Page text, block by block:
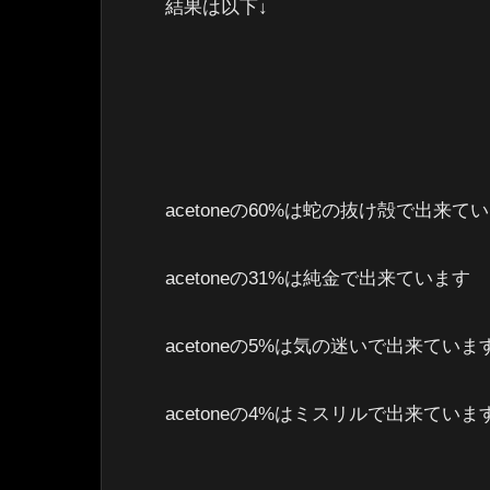
結果は以下↓
acetoneの60%は蛇の抜け殻で出来て
acetoneの31%は純金で出来ています
acetoneの5%は気の迷いで出来ていま
acetoneの4%はミスリルで出来ていま